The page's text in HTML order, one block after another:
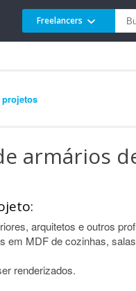
Freelancers
projetos
armários
arquitetos e outros
em MDF de cozinhas,
renderizados.